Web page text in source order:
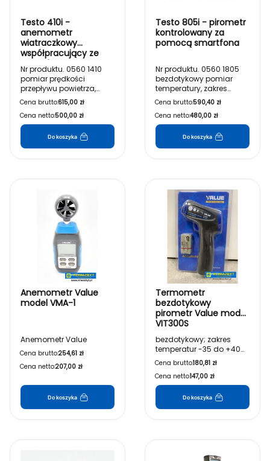
Testo 410i -
anemometr
wiatraczkowy
współpracujący ze
smartfonem
Nr produktu. 0560 1410
pomiar prędkości
przepływu powietrza,
przepływu
objętościowego i
temperatury; zakres
pomiarowy: 0,4 do
30m/s; temp. -20 do
+60stC
Cena brutto:615,00 zł
Cena netto:500,00 zł
Do koszyka
Testo 805i - pirometr
kontrolowany za
pomocą smartfona
Nr produktu. 0560 1805
bezdotykowy pomiar
temperatury, zakres
pomiarowy: -30 do
+250stC
Cena brutto:590,40 zł
Cena netto:480,00 zł
Do koszyka
Anemometr Value
model VMA-1
Anemometr Value
Cena brutto:254,61 zł
Cena netto:207,00 zł
Do koszyka
Termometr
bezdotykowy
pirometr Value model
VIT300S
bezdotykowy; zakres
temperatur -35 do +400
st C
Cena brutto:180,81 zł
Cena netto:147,00 zł
Do koszyka